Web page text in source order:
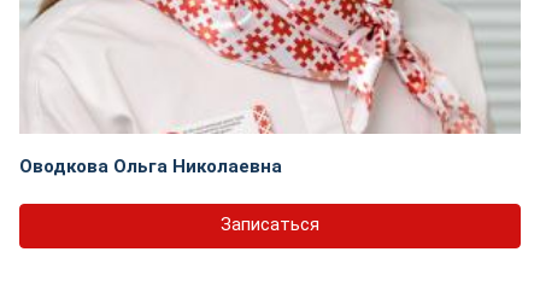
Оводкова Ольга Николаевна
Записаться